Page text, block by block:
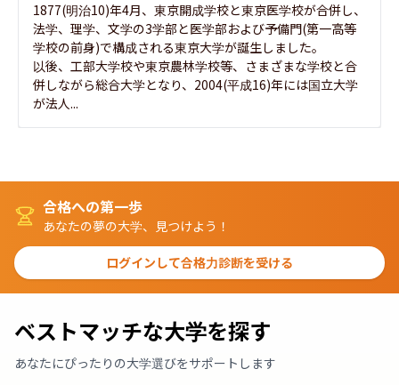
1877(明治10)年4月、東京開成学校と東京医学校が合併し、
法学、理学、文学の3学部と医学部および予備門(第一高等
学校の前身)で構成される東京大学が誕生しました。
以後、工部大学校や東京農林学校等、さまざまな学校と合
併しながら総合大学となり、2004(平成16)年には国立大学
が法人...
合格への第一歩
あなたの夢の大学、見つけよう！
ログインして合格力診断を受ける
ベストマッチな大学を探す
あなたにぴったりの大学選びをサポートします